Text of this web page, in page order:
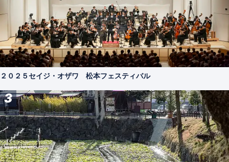
２０２５セイジ・オザワ 松本フェスティバル
3